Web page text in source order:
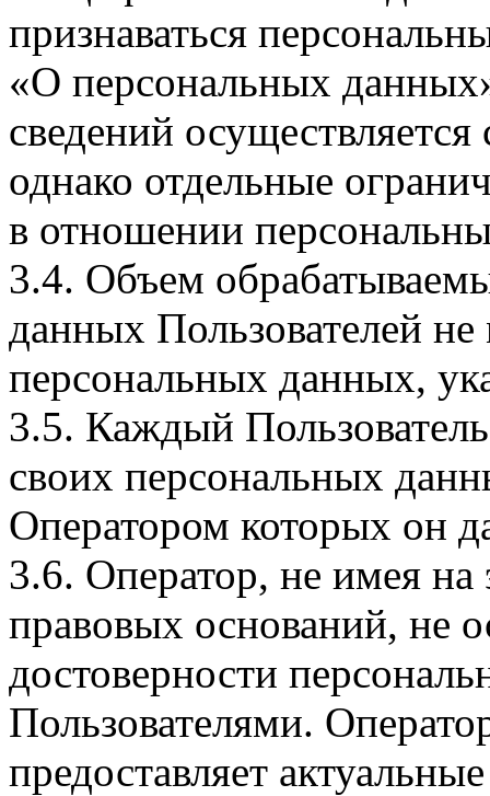
признаваться
«О персональных
сведений
однако отдельные
в отношении
3.4. Объем
данных Пользователей
персональных данных,
3.5. Каждый
своих персональных
Оператором которых он
3.6. Оператор, не имея
правовых оснований, не
достоверности
Пользователями.
предоставляет